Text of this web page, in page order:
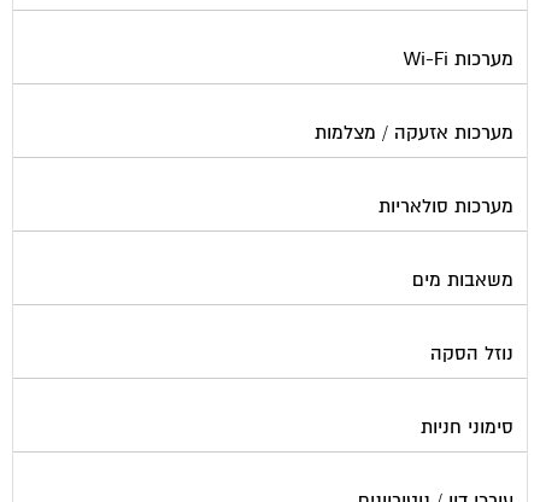
מערכות Wi-Fi
מערכות אזעקה / מצלמות
מערכות סולאריות
משאבות מים
נוזל הסקה
סימוני חניות